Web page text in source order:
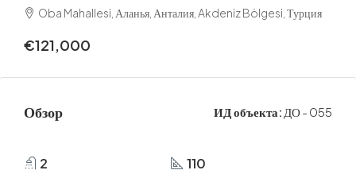
Oba Mahallesi, Аланья, Анталия, Akdeniz Bölgesi, Турция
€121,000
Обзор ИД объекта: ДО - 055
2 110